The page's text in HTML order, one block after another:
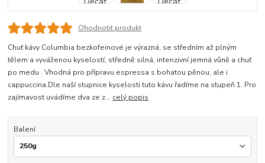
Ohodnotit produkt
Chuť kávy Columbia bezkofeinové je výrazná, se středním až plným
tělem a vyváženou kyselostí, středně silná, intenzivní jemná vůně a chuť
po medu . Vhodná pro přípravu espressa s bohatou pěnou, ale i
cappuccina.Dle naší stupnice kyselosti tuto kávu řadíme na stupeň 1. Pro
zajímavost uvádíme dva ze z... celý popis
Balení